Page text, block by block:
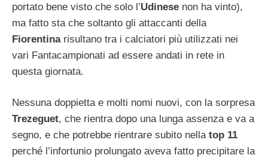
portato bene visto che solo l’Udinese non ha vinto),
ma fatto sta che soltanto gli attaccanti della
Fiorentina risultano tra i calciatori più utilizzati nei
vari Fantacampionati ad essere andati in rete in
questa giornata.
Nessuna doppietta e molti nomi nuovi, con la sorpresa
Trezeguet, che rientra dopo una lunga assenza e va a
segno, e che potrebbe rientrare subito nella top 11
perché l’infortunio prolungato aveva fatto precipitare la